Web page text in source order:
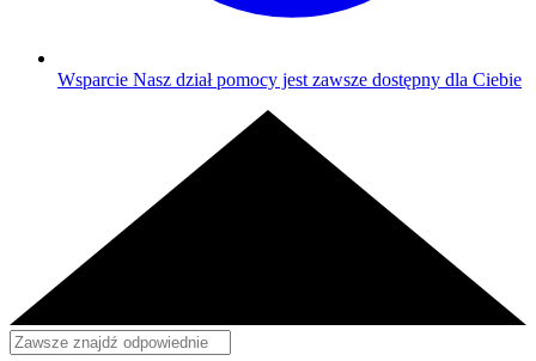
Wsparcie Nasz dział pomocy jest zawsze dostępny dla Ciebie